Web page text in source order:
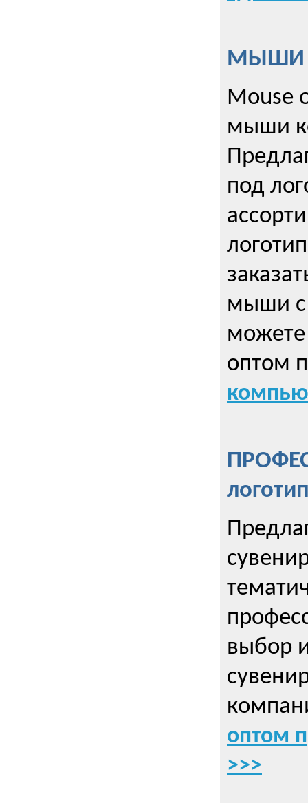
МЫШИ
Mouse
мыши
под
мыши с
можете
оптом
выбор
оптом
>>>